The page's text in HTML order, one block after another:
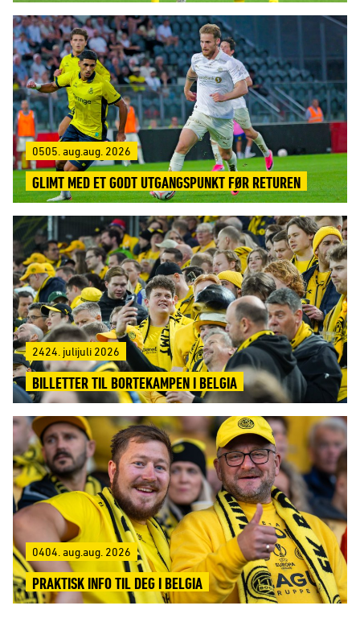
0505. aug.aug. 2026
GLIMT MED ET GODT UTGANGSPUNKT FØR RETUREN
2424. julijuli 2026
BILLETTER TIL BORTEKAMPEN I BELGIA
0404. aug.aug. 2026
PRAKTISK INFO TIL DEG I BELGIA